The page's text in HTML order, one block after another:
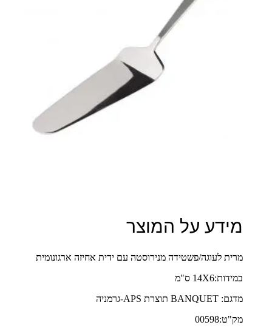
מידע על המוצר
מרית לעוגה/פשטידה מנירוסטה עם ידית אחיזה ארגונומית
במידות:14X6 ס"מ
מדגם: BANQUET תוצרת APS-גרמניה
מק"ט:00598